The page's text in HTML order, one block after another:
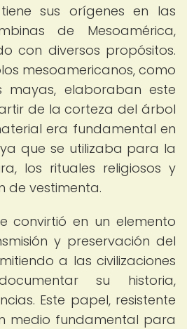
sus orígenes en las
de Mesoamérica,
con diversos propósitos.
mesoamericanos, como
mayas, elaboraban este
de la corteza del árbol
era fundamental en
que se utilizaba para la
los rituales religiosos y
de vestimenta.
convirtió en un elemento
y preservación del
a las civilizaciones
su historia,
Este papel, resistente
medio fundamental para